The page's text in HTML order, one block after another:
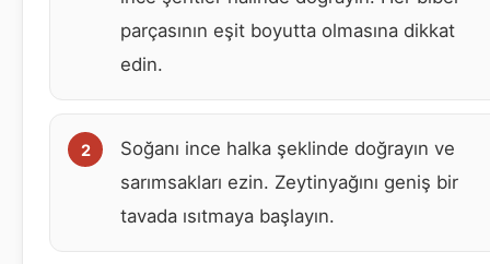
parçasının eşit boyutta olmasına dikkat
edin.
Soğanı ince halka şeklinde doğrayın ve
sarımsakları ezin. Zeytinyağını geniş bir
tavada ısıtmaya başlayın.